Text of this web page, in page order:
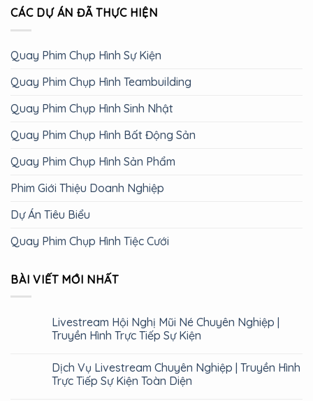
CÁC DỰ ÁN ĐÃ THỰC HIỆN
Quay Phim Chụp Hình Sự Kiện
Quay Phim Chụp Hình Teambuilding
Quay Phim Chụp Hình Sinh Nhật
Quay Phim Chụp Hình Bất Động Sản
Quay Phim Chụp Hình Sản Phẩm
Phim Giới Thiệu Doanh Nghiệp
Dự Án Tiêu Biểu
Quay Phim Chụp Hình Tiệc Cưới
BÀI VIẾT MỚI NHẤT
Livestream Hội Nghị Mũi Né Chuyên Nghiệp |
Truyền Hình Trực Tiếp Sự Kiện
Dịch Vụ Livestream Chuyên Nghiệp | Truyền Hình
Trực Tiếp Sự Kiện Toàn Diện